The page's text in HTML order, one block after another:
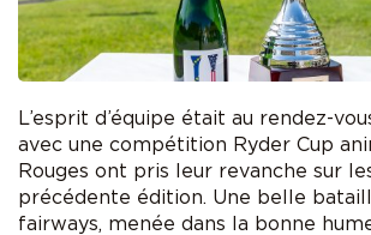
L’esprit d’équipe était au rendez-
avec une compétition Ryder Cup
Rouges ont pris leur revanche sur
précédente édition. Une belle
fairways, menée dans la bonne